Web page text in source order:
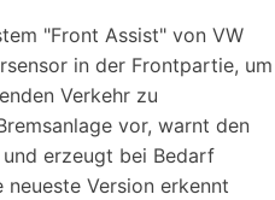
"Front Assist" von VW
in der Frontpartie, um
Verkehr zu
vor, warnt den
erzeugt bei Bedarf
Version erkennt